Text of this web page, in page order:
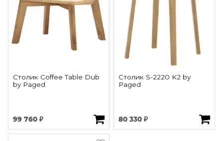
Столик Coffee Table Dub
by Paged
99 760 ₽
Столик S-2220 K2 by
Paged
80 330 ₽